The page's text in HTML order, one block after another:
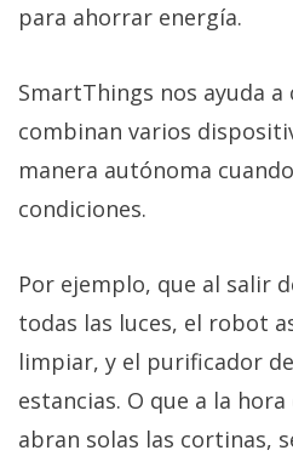
para ahorrar energía.
SmartThings nos ayuda a
combinan varios
manera autónoma
condiciones.
Por ejemplo, que al salir
todas las luces, el robot
limpiar, y el purificador
estancias. O que a la
abran solas las cortinas,